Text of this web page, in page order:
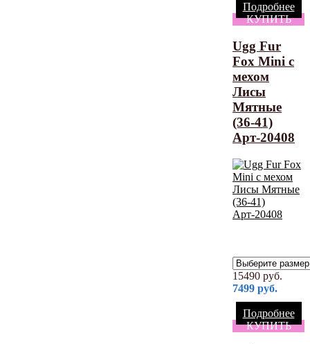
Подробнее
КУПИТЬ
Ugg Fur
Fox Mini с
мехом
Лисы
Мятные
(36-41)
Арт-20408
15490 руб.
7499 руб.
Подробнее
КУПИТЬ